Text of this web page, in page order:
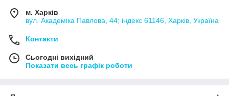
м. Харків
вул. Академіка Павлова, 44; індекс 61146, Харків, Україна
Контакти
Сьогодні вихідний
Показати весь графік роботи